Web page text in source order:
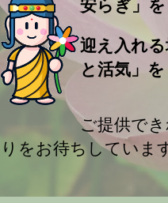
安らぎ」を
迎え入れ
と活気」を
ご提供で
りをお待ちしていま